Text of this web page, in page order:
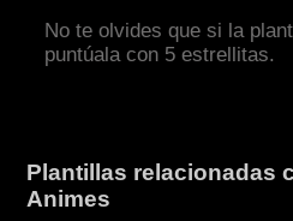
No te olvides que si la
puntúala con 5 estrellitas.
Plantillas relacionadas
Animes